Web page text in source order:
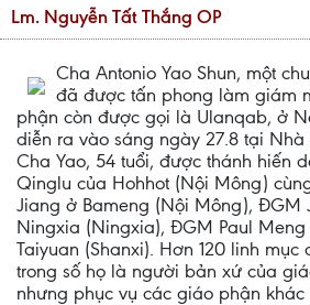
Lm. Nguyễn Tất Thắng OP
Cha Antonio Yao Shun, một
đã được tấn phong làm giám
phận còn được gọi là Ulanqab, ở
diễn ra vào sáng ngày 27.8 tại Nhà
Cha Yao, 54 tuổi, được thánh hiến
Qinglu của Hohhot (Nội Mông)
Jiang ở Bameng (Nội Mông), ĐGM
Ningxia (Ningxia), ĐGM Paul
Taiyuan (Shanxi). Hơn 120 linh
trong số họ là người bản xứ của
nhưng phục vụ các giáo phận khác